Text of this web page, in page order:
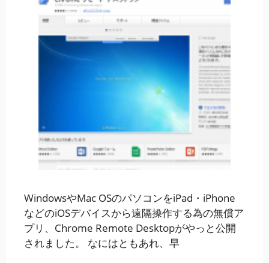
WindowsやMac OSのパソコンをiPad・iPhone
などのiOSデバイスから遠隔操作する為の無償ア
プリ、Chrome Remote Desktopがやっと公開
されました。 なにはともあれ、早